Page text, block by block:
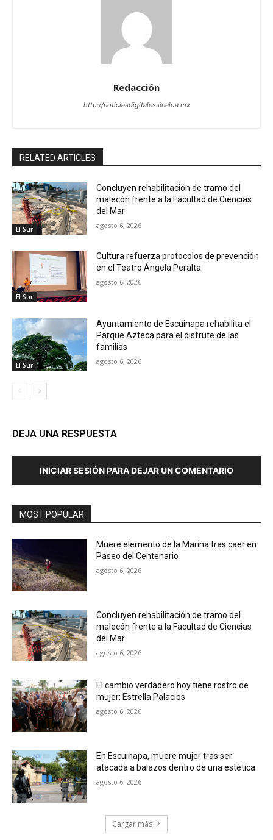
Redacción
http://noticiasdigitalessinaloa.mx
RELATED ARTICLES
El Sur
Concluyen rehabilitación de tramo del
malecón frente a la Facultad de Ciencias
del Mar
agosto 6, 2026
El Sur
Cultura refuerza protocolos de prevención
en el Teatro Ángela Peralta
agosto 6, 2026
El Sur
Ayuntamiento de Escuinapa rehabilita el
Parque Azteca para el disfrute de las
familias
agosto 6, 2026
DEJA UNA RESPUESTA
INICIAR SESIÓN PARA DEJAR UN COMENTARIO
MOST POPULAR
Muere elemento de la Marina tras caer en
Paseo del Centenario
agosto 6, 2026
Concluyen rehabilitación de tramo del
malecón frente a la Facultad de Ciencias
del Mar
agosto 6, 2026
El cambio verdadero hoy tiene rostro de
mujer: Estrella Palacios
agosto 6, 2026
En Escuinapa, muere mujer tras ser
atacada a balazos dentro de una estética
agosto 6, 2026
Cargar más